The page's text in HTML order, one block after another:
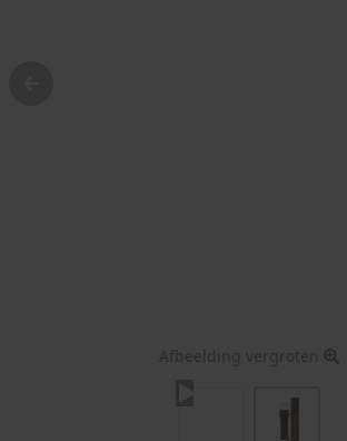
Afbeelding vergroten